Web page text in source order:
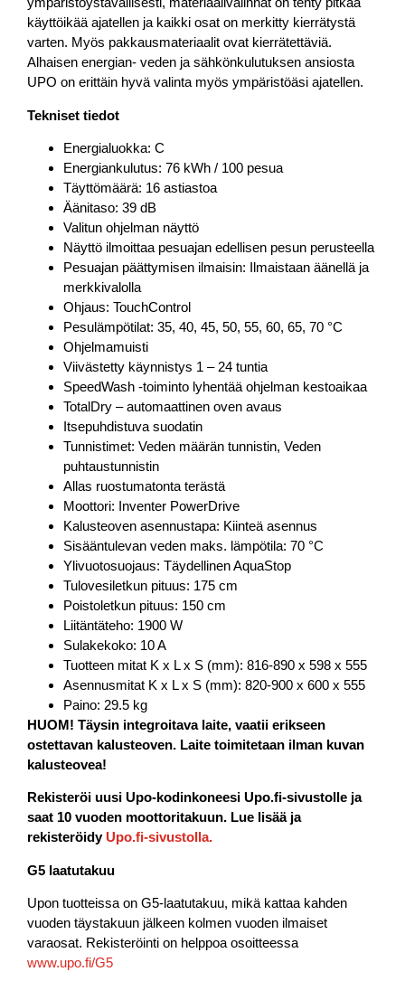
käyttöikää ajatellen ja kaikki osat on merkitty kierrätystä
varten. Myös pakkausmateriaalit ovat kierrätettäviä.
Alhaisen energian- veden ja sähkönkulutuksen ansiosta
UPO on erittäin hyvä valinta myös ympäristöäsi ajatellen.
Tekniset tiedot
Energialuokka: C
Energiankulutus: 76 kWh / 100 pesua
Täyttömäärä: 16 astiastoa
Äänitaso: 39 dB
Valitun ohjelman näyttö
Näyttö ilmoittaa pesuajan edellisen pesun perusteella
Pesuajan päättymisen ilmaisin: Ilmaistaan äänellä ja
merkkivalolla
Ohjaus: TouchControl
Pesulämpötilat: 35, 40, 45, 50, 55, 60, 65, 70 °C
Ohjelmamuisti
Viivästetty käynnistys 1 – 24 tuntia
SpeedWash -toiminto lyhentää ohjelman kestoaikaa
TotalDry – automaattinen oven avaus
Itsepuhdistuva suodatin
Tunnistimet: Veden määrän tunnistin, Veden
puhtaustunnistin
Allas ruostumatonta terästä
Moottori: Inventer PowerDrive
Kalusteoven asennustapa: Kiinteä asennus
Sisääntulevan veden maks. lämpötila: 70 °C
Ylivuotosuojaus: Täydellinen AquaStop
Tulovesiletkun pituus: 175 cm
Poistoletkun pituus: 150 cm
Liitäntäteho: 1900 W
Sulakekoko: 10 A
Tuotteen mitat K x L x S (mm): 816-890 x 598 x 555
Asennusmitat K x L x S (mm): 820-900 x 600 x 555
Paino: 29.5 kg
HUOM! Täysin integroitava laite, vaatii erikseen
ostettavan kalusteoven. Laite toimitetaan ilman kuvan
kalusteovea!
Rekisteröi uusi Upo-kodinkoneesi Upo.fi-sivustolle ja
saat 10 vuoden moottoritakuun. Lue lisää ja
rekisteröidy Upo.fi-sivustolla.
G5 laatutakuu
Upon tuotteissa on G5-laatutakuu, mikä kattaa kahden
vuoden täystakuun jälkeen kolmen vuoden ilmaiset
varaosat. Rekisteröinti on helppoa osoitteessa
www.upo.fi/G5